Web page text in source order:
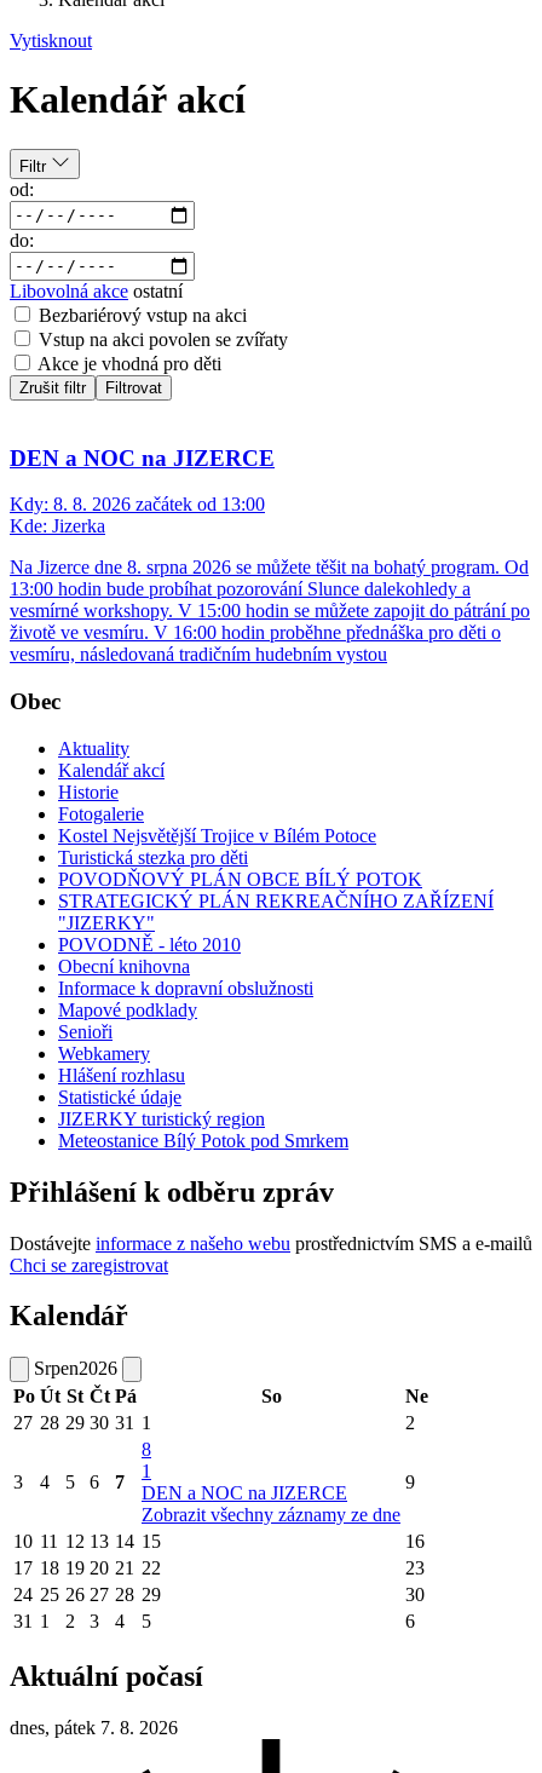
Vytisknout
Kalendář akcí
Filtr
od:
do:
Libovolná akce ostatní
Bezbariérový vstup na akci
Vstup na akci povolen se zvířaty
Akce je vhodná pro děti
Zrušit filtr Filtrovat
DEN a NOC na JIZERCE
Kdy: 8. 8. 2026 začátek od 13:00
Kde: Jizerka
Na Jizerce dne 8. srpna 2026 se můžete těšit na bohatý program. Od
13:00 hodin bude probíhat pozorování Slunce dalekohledy a
vesmírné workshopy. V 15:00 hodin se můžete zapojit do pátrání po
životě ve vesmíru. V 16:00 hodin proběhne přednáška pro děti o
vesmíru, následovaná tradičním hudebním vystou
Obec
Aktuality
Kalendář akcí
Historie
Fotogalerie
Kostel Nejsvětější Trojice v Bílém Potoce
Turistická stezka pro děti
POVODŇOVÝ PLÁN OBCE BÍLÝ POTOK
STRATEGICKÝ PLÁN REKREAČNÍHO ZAŘÍZENÍ
"JIZERKY"
POVODNĚ - léto 2010
Obecní knihovna
Informace k dopravní obslužnosti
Mapové podklady
Senioři
Webkamery
Hlášení rozhlasu
Statistické údaje
JIZERKY turistický region
Meteostanice Bílý Potok pod Smrkem
Přihlášení k odběru zpráv
Dostávejte informace z našeho webu prostřednictvím SMS a e-mailů
Chci se zaregistrovat
Kalendář
Srpen2026
Po Út St Čt Pá So
Ne
27 28 29 30 31 1 2
3 4 5 6 7
8
1
DEN a NOC na JIZERCE
Zobrazit všechny záznamy ze dne
9
10 11 12 13 14 15
16
17 18 19 20 21 22
23
24 25 26 27 28 29
30
31 1 2 3 4 5 6
Aktuální počasí
dnes, pátek 7. 8. 2026